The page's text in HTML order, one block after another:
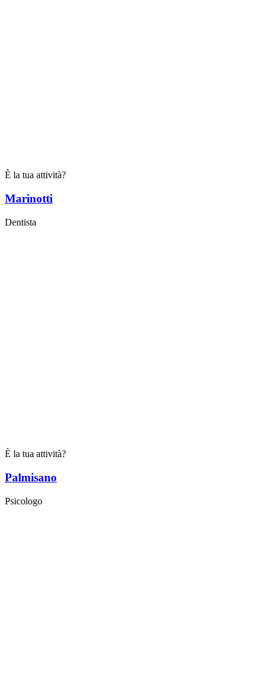
È la tua attività?
Marinotti
Dentista
È la tua attività?
Palmisano
Psicologo